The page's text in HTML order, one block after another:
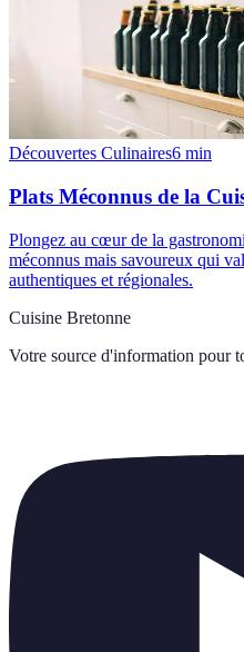
Découvertes Culinaires6 min
Plats Méconnus de la
Plongez au cœur de la
méconnus mais savoureux qui
authentiques et régionales.
Cuisine Bretonne
Votre source d'information pour